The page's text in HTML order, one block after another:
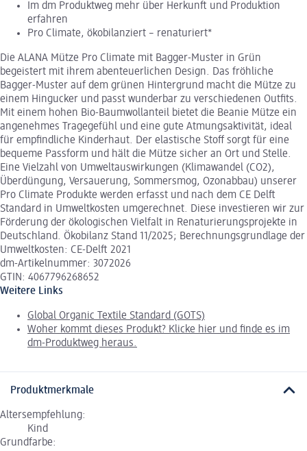
Im dm Produktweg mehr über Herkunft und Produktion
erfahren
Pro Climate, ökobilanziert – renaturiert*
Die ALANA Mütze Pro Climate mit Bagger-Muster in Grün
begeistert mit ihrem abenteuerlichen Design. Das fröhliche
Bagger-Muster auf dem grünen Hintergrund macht die Mütze zu
einem Hingucker und passt wunderbar zu verschiedenen Outfits.
Mit einem hohen Bio-Baumwollanteil bietet die Beanie Mütze ein
angenehmes Tragegefühl und eine gute Atmungsaktivität, ideal
für empfindliche Kinderhaut. Der elastische Stoff sorgt für eine
bequeme Passform und hält die Mütze sicher an Ort und Stelle.
Eine Vielzahl von Umweltauswirkungen (Klimawandel (CO2),
Überdüngung, Versauerung, Sommersmog, Ozonabbau) unserer
Pro Climate Produkte werden erfasst und nach dem CE Delft
Standard in Umweltkosten umgerechnet. Diese investieren wir zur
Förderung der ökologischen Vielfalt in Renaturierungsprojekte in
Deutschland. Ökobilanz Stand 11/2025; Berechnungsgrundlage der
Umweltkosten: CE-Delft 2021
dm-Artikelnummer: 3072026
GTIN: 4067796268652
Weitere Links
Global Organic Textile Standard (GOTS)
Woher kommt dieses Produkt? Klicke hier und finde es im
dm-Produktweg heraus.
Produktmerkmale
Altersempfehlung:
Kind
Grundfarbe: